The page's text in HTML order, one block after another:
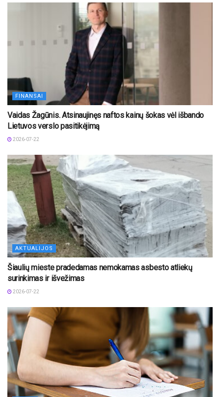
FINANSAI
Vaidas Žagūnis. Atsinaujinęs naftos kainų šokas vėl išbando
Lietuvos verslo pasitikėjimą
2026-07-22
AKTUALIJOS
Šiaulių mieste pradedamas nemokamas asbesto atliekų
surinkimas ir išvežimas
2026-07-22